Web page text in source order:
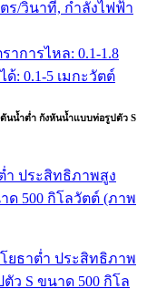
นน้ำต่ำ กังหันน้ำแบบท่อรูปตัว S